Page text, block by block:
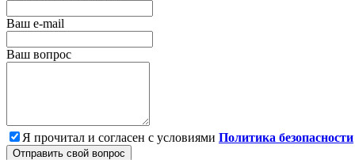
Ваш e-mail
Ваш вопрос
Я прочитал и согласен с условиями Политика безопасности
Отправить свой вопрос